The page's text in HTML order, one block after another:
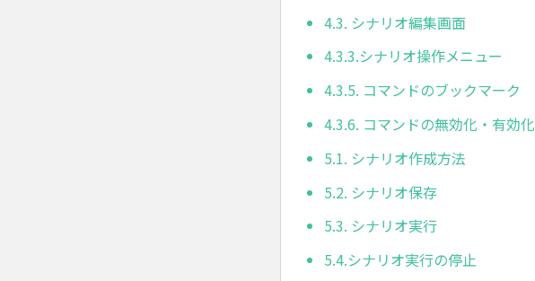
4.3. シナリオ編集画面
4.3.3.シナリオ操作メニュー
4.3.5. コマンドのブックマーク
4.3.6. コマンドの無効化・有効化
5.1. シナリオ作成方法
5.2. シナリオ保存
5.3. シナリオ実行
5.4.シナリオ実行の停止